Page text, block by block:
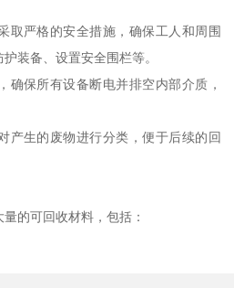
取严格的安全措施，确保工人和周围
装备、设置安全围栏等。
确保所有设备断电并排空内部介质，
产生的废物进行分类，便于后续的回
的可回收材料，包括：